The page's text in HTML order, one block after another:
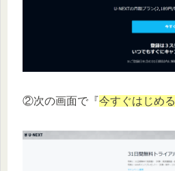
②次の画面で『今すぐはじめる